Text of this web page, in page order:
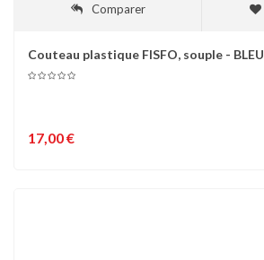
Comparer
Couteau plastique FISFO, souple - BLEU
17,00 €